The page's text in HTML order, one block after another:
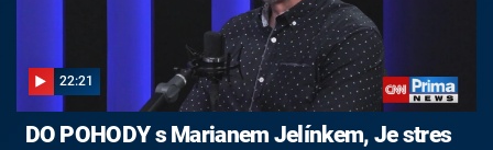
22:21
DO POHODY s Marianem Jelínkem, Je stres